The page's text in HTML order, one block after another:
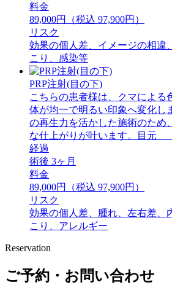
料金
89,000円（税込 97,900円）
リスク
効果の個人差、イメージの相違
こり、感染等
PRP注射(目の下)
こちらの患者様は、クマによる
体が均一で明るい印象へ変化し
の再生力を活かした施術のため
な仕上がりが叶います。目元
経過
術後 3ヶ月
料金
89,000円（税込 97,900円）
リスク
効果の個人差、腫れ、左右差、
こり、アレルギー
Reservation
ご予約・お問い合わせ